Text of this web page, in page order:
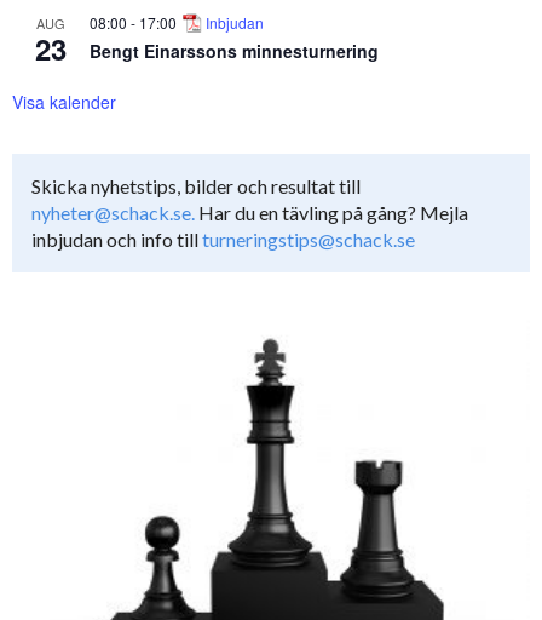
AUG
23
08:00 - 17:00 Inbjudan
Bengt Einarssons minnesturnering
Visa kalender
Skicka nyhetstips, bilder och resultat till
nyheter@schack.se. Har du en tävling på gång? Mejla
inbjudan och info tillturneringstips@schack.se